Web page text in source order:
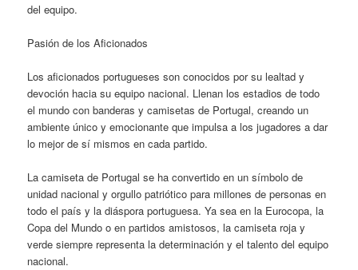
del equipo.
Pasión de los Aficionados
Los aficionados portugueses son conocidos por su lealtad y
devoción hacia su equipo nacional. Llenan los estadios de todo
el mundo con banderas y camisetas de Portugal, creando un
ambiente único y emocionante que impulsa a los jugadores a dar
lo mejor de sí mismos en cada partido.
La camiseta de Portugal se ha convertido en un símbolo de
unidad nacional y orgullo patriótico para millones de personas en
todo el país y la diáspora portuguesa. Ya sea en la Eurocopa, la
Copa del Mundo o en partidos amistosos, la camiseta roja y
verde siempre representa la determinación y el talento del equipo
nacional.